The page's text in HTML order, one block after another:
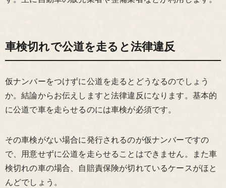
車検切れで公道を走ると法律違反
仮ナンバーをつけずに公道を走るとどうなるのでしょう
か。結論からお伝えしますと法律違反になります。基本的
に公道で車を走らせるのには車検が必須です。
その車検がない場合に発行されるのが仮ナンバーですの
で、用意せずに公道を走らせることはできません。また車
検切れの車の場合、自賠責保険が切れているケースがほと
んどでしょう。